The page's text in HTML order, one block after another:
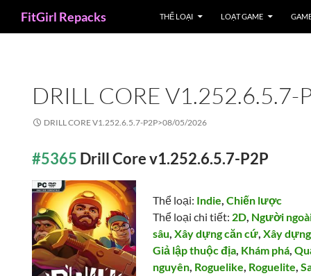
FitGirl Repacks THỂ LOẠI LOẠT GAME
DRILL CORE V1.252.6.5.7-
DRILL CORE V1.252.6.5.7-P2P>08/05/2026
#5365 Drill Core v1.252.6.5.7-P2P
Thể loại: Indie,Chiến lược
Thể loại chi tiết: 2D, Người
sâu,Xây dựng căn cứ,Xây dựng
Giả lập thuộc địa, Khám phá,
nguyên, Roguelike, Roguelite,